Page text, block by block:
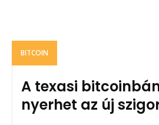
BITCOIN
A texasi
nyerhet az új